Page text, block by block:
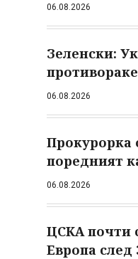
06.08.2026
Зеленски:
06.08.2026
Прокурорка
поредният
06.08.2026
ЦСКА почти
Европа след